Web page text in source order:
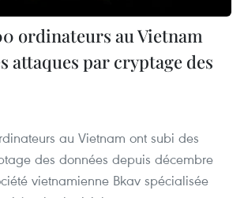
ordinateurs au Vietnam
attaques par cryptage des
au Vietnam ont subi des
des données depuis décembre
vietnamienne Bkav spécialisée